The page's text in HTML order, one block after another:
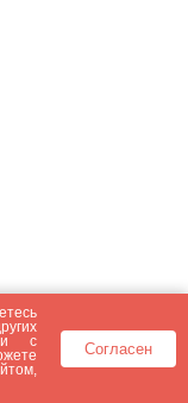
с
Согласен